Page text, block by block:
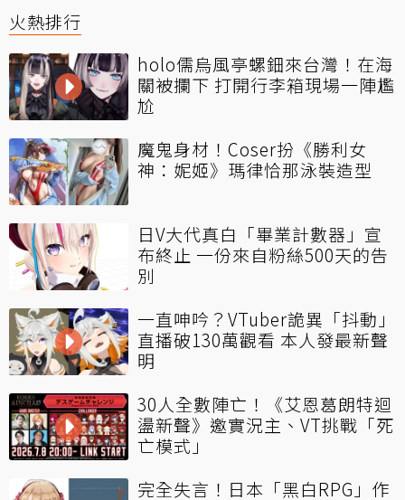
火熱排行
holo儒烏風亭螺鈿來台灣！在海
關被攔下 打開行李箱現場一陣尷
尬
魔鬼身材！Coser扮《勝利女
神：妮姬》瑪律恰那泳裝造型
日V大代真白「畢業計數器」宣
布終止 一份來自粉絲500天的告
別
一直呻吟？VTuber詭異「抖動」
直播破130萬觀看 本人發最新聲
明
30人全數陣亡！《艾恩葛朗特迴
盪新聲》邀實況主、VT挑戰「死
亡模式」
完全失言！日本「黑白RPG」作